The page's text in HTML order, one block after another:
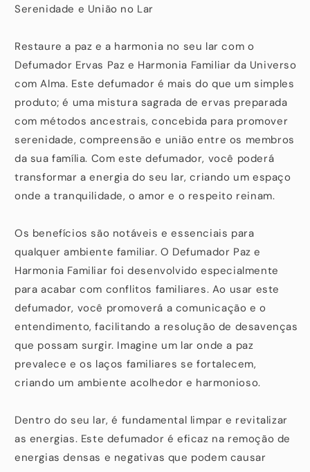
Serenidade e União no Lar
Restaure a paz e a harmonia no seu lar com o
Defumador Ervas Paz e Harmonia Familiar da Universo
com Alma. Este defumador é mais do que um simples
produto; é uma mistura sagrada de ervas preparada
com métodos ancestrais, concebida para promover
serenidade, compreensão e união entre os membros
da sua família. Com este defumador, você poderá
transformar a energia do seu lar, criando um espaço
onde a tranquilidade, o amor e o respeito reinam.
Os benefícios são notáveis e essenciais para
qualquer ambiente familiar. O Defumador Paz e
Harmonia Familiar foi desenvolvido especialmente
para acabar com conflitos familiares. Ao usar este
defumador, você promoverá a comunicação e o
entendimento, facilitando a resolução de desavenças
que possam surgir. Imagine um lar onde a paz
prevalece e os laços familiares se fortalecem,
criando um ambiente acolhedor e harmonioso.
Dentro do seu lar, é fundamental limpar e revitalizar
as energias. Este defumador é eficaz na remoção de
energias densas e negativas que podem causar